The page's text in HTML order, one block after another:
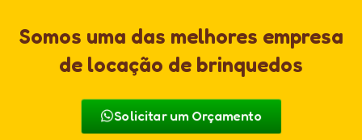
Somos uma das melhores empresa
de locação de brinquedos
Solicitar um Orçamento